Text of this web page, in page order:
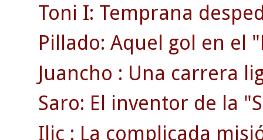
Toni I: Temprana
Pillado: Aquel gol en el
Juancho : Una carrera
Saro: El inventor de la
Ilic : La complicada